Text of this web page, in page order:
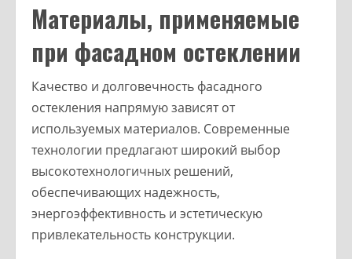
Материалы, применяемые
при фасадном остеклении
Качество и долговечность фасадного
остекления напрямую зависят от
используемых материалов. Современные
технологии предлагают широкий выбор
высокотехнологичных решений,
обеспечивающих надежность,
энергоэффективность и эстетическую
привлекательность конструкции.